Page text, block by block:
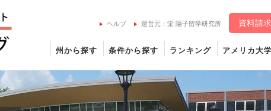
ヘルプ 運営元：栄 陽子留学研究所 資料請
州から探す 条件から探す ランキング アメリカ大